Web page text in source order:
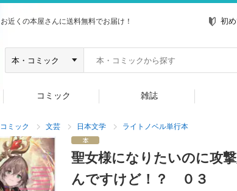
近くの本屋さんに送料無料でお届け！ 初
コミック 雑誌
ミック 文芸 日本文学 ライトノベル単行本
聖女様になりたいのに攻
んですけど！？ ０３